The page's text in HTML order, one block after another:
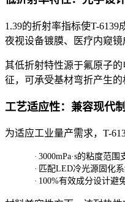
1.39的折射率指标使T-
夜视设备镀膜、医疗内窥
其低折射特性源于氟原子
征，可承受基材弯折产生的
工艺适应性：兼容现代
为适应工业量产需求，T-
· 3000mPa·s的粘度范
· 匹配LED冷光源固化
· 100%有效成分设计避